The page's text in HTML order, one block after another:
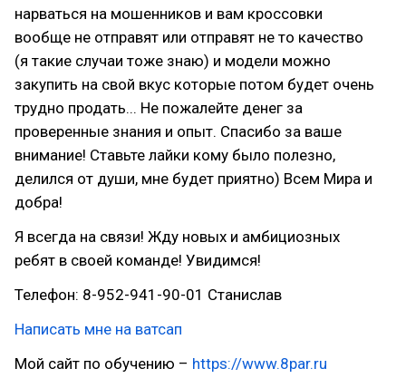
нарваться на мошенников и вам кроссовки
вообще не отправят или отправят не то качество
(я такие случаи тоже знаю) и модели можно
закупить на свой вкус которые потом будет очень
трудно продать... Не пожалейте денег за
проверенные знания и опыт. Спасибо за ваше
внимание! Ставьте лайки кому было полезно,
делился от души, мне будет приятно) Всем Мира и
добра!
Я всегда на связи! Жду новых и амбициозных
ребят в своей команде! Увидимся!
Телефон: 8-952-941-90-01 Станислав
Написать мне на ватсап
Мой сайт по обучению – https://www.8par.ru